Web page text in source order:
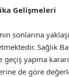
Gelişmeleri
sonlarına
Sağlık
geçiş yapma
de göre